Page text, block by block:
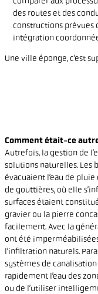
des routes et des
constructions prévues
intégration
Une ville éponge, c’est
Comment était-ce
Autrefois, la gestion de
solutions naturelles. Les
évacuaient l’eau de
de gouttières, où elle
surfaces étaient
gravier ou la pierre
facilement. Avec la
ont été
l’infiltration naturels.
systèmes de
rapidement l’eau des
ou de l’utiliser